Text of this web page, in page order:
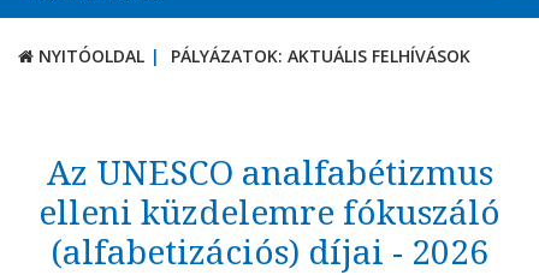
NYITÓOLDAL PÁLYÁZATOK: AKTUÁLIS FELHÍVÁSOK
TÉMÁK
DOKUMENTUMTÁR
PÁLYÁZATOK / DÍJAK
NYITÓOLDAL PÁLYÁZATOK: AKTUÁLIS FELHÍVÁSOK
Az UNESCO analfabétizmus
elleni küzdelemre fókuszáló
(alfabetizációs) díjai - 2026